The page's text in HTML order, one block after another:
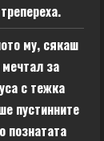
му, сякаш
за
с тежка
пустинните
познатата